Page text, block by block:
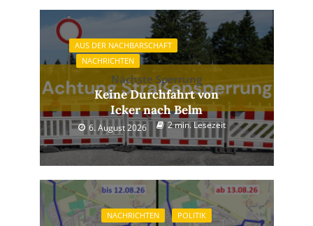
AUS DER NACHBARSCHAFT
NACHRICHTEN
Nächste Sperrung
Keine Durchfahrt von
Icker nach Belm
6. August 2026 2 min. Lesezeit
NACHRICHTEN POLITIK